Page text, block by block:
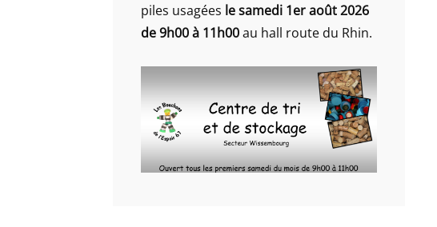
piles usagées le samedi 1er août 2026
de 9h00 à 11h00au hall route du Rhin.